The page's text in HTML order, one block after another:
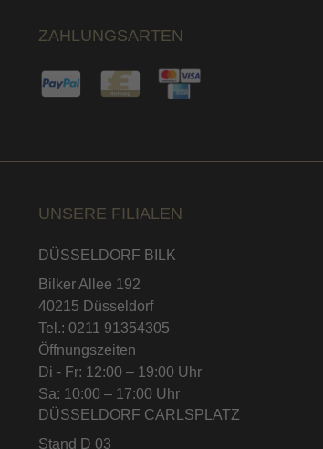
UNSERE FILIALEN
DÜSSELDORF BILK
Bilker Allee 192
40215 Düsseldorf
Tel.: 0211 91354305
Öffnungszeiten
Di - Fr: 12:00 – 19:00 Uhr
Sa: 10:00 – 17:00 Uhr
DÜSSELDORF CARLSPLATZ
Stand D 03
ZAHLUNGSARTEN